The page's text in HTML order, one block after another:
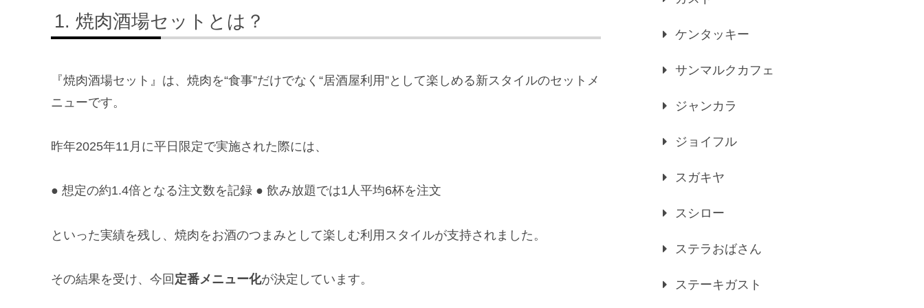
焼肉酒場セットとは？
『焼肉酒場セット』は、焼肉を“食事”だけでなく“居酒屋利用”として楽しめる新スタイルのセットメ
ニューです。
昨年2025年11月に平日限定で実施された際には、
● 想定の約1.4倍となる注文数を記録 ● 飲み放題では1人平均6杯を注文
といった実績を残し、焼肉をお酒のつまみとして楽しむ利用スタイルが支持されました。
その結果を受け、今回 定番メニュー化が決定しています。
ケンタッキー
サンマルクカフェ
ジャンカラ
ジョイフル
スガキヤ
スシロー
ステラおばさん
ステーキガスト